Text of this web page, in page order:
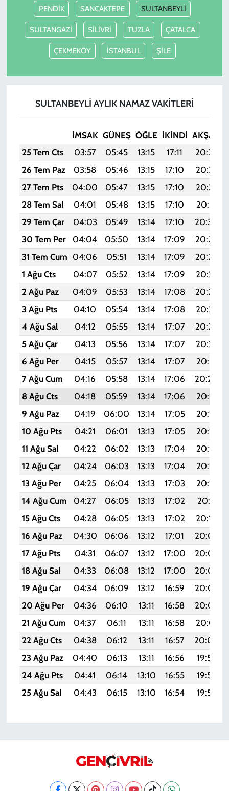
PENDİK SANCAKTEPE SULTANBEYLİ
SULTANGAZİ SİLİVRİ TUZLA ÇATALCA
ÇEKMEKÖY İSTANBUL ŞİLE
SULTANBEYLİ AYLIK NAMAZ VAKITLERI
İMSAK GÜNEŞ ÖĞLE İKINDI AKŞAM
25 Tem Cts
03:57 05:45 13:15 17:11 20:34
26 Tem Paz
03:58 05:46 13:15 17:10 20:33
27 Tem Pts
04:00 05:47 13:15 17:10 20:32
28 Tem Sal
04:01 05:48 13:15 17:10 20:31
29 Tem Çar
04:03 05:49 13:14 17:10 20:30
30 Tem Per
04:04 05:50 13:14 17:09 20:29
31 Tem Cum 04:06 05:51 13:14 17:09 20:28
1 Ağu Cts
04:07 05:52 13:14 17:09 20:27
2 Ağu Paz
04:09 05:53 13:14 17:08 20:26
3 Ağu Pts
04:10 05:54 13:14 17:08 20:25
4 Ağu Sal
04:12 05:55 13:14 17:07 20:24
5 Ağu Çar
04:13 05:56 13:14 17:07 20:23
6 Ağu Per
04:15 05:57 13:14 17:07 20:21
7 Ağu Cum
04:16 05:58 13:14 17:06 20:20
8 Ağu Cts
04:18 05:59 13:14 17:06 20:19
9 Ağu Paz
04:19 06:00 13:14 17:05 20:18
10 Ağu Pts
04:21 06:01 13:13 17:05 20:16
11 Ağu Sal
04:22 06:02 13:13 17:04 20:15
12 Ağu Çar
04:24 06:03 13:13 17:04 20:14
13 Ağu Per
04:25 06:04 13:13 17:03 20:12
14 Ağu Cum
04:27 06:05 13:13 17:02 20:11
15 Ağu Cts
04:28 06:05 13:13 17:02 20:10
16 Ağu Paz
04:30 06:06 13:12 17:01 20:08
17 Ağu Pts
04:31 06:07 13:12 17:00 20:07
18 Ağu Sal
04:33 06:08 13:12 17:00 20:05
19 Ağu Çar
04:34 06:09 13:12 16:59 20:04
20 Ağu Per
04:36 06:10 13:11 16:58 20:03
21 Ağu Cum
04:37 06:11 13:11 16:58 20:01
22 Ağu Cts
04:38 06:12 13:11 16:57 20:00
23 Ağu Paz
04:40 06:13 13:11 16:56 19:58
24 Ağu Pts
04:41 06:14 13:10 16:55 19:57
25 Ağu Sal
04:43 06:15 13:10 16:54 19:55